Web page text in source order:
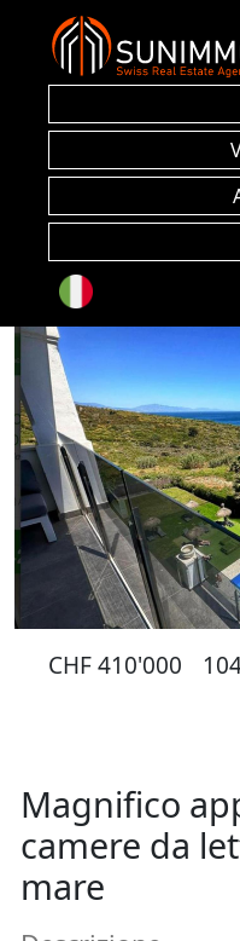
CHF 410'000
Magnifico
camere da
mare